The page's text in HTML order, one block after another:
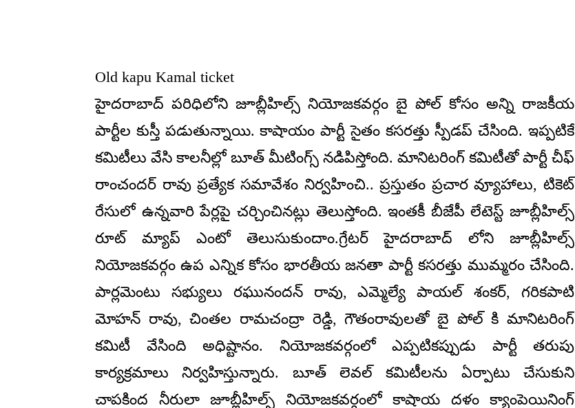
Old kapu Kamal ticket
హైదరాబాద్ పరిధిలోని జూబ్లీహిల్స్ నియోజకవర్గం బై పోల్ కోసం అన్ని రాజకీయ
పార్టీల కుస్తీ పడుతున్నాయి. కాషాయం పార్టీ సైతం కసరత్తు స్పీడప్ చేసింది. ఇప్పటికే
కమిటీలు వేసి కాలనీల్లో బూత్ మీటింగ్స్ నడిపిస్తోంది. మానిటరింగ్ కమిటీతో పార్టీ చీఫ్
రాంచందర్ రావు ప్రత్యేక సమావేశం నిర్వహించి.. ప్రస్తుతం ప్రచార వ్యూహాలు, టికెట్
రేసులో ఉన్నవారి పేర్లపై చర్చించినట్లు తెలుస్తోంది. ఇంతకీ బీజేపీ లేటెస్ట్ జూబ్లీహిల్స్
రూట్ మ్యాప్ ఎంటో తెలుసుకుందాం.గ్రేటర్ హైదరాబాద్ లోని జూబ్లీహిల్స్
నియోజకవర్గం ఉప ఎన్నిక కోసం భారతీయ జనతా పార్టీ కసరత్తు ముమ్మరం చేసింది.
పార్లమెంటు సభ్యులు రఘునందన్ రావు, ఎమ్మెల్యే పాయల్ శంకర్, గరికపాటి
మోహన్ రావు, చింతల రామచంద్రా రెడ్డి, గౌతంరావులతో బై పోల్ కి మానిటరింగ్
కమిటీ వేసింది అధిష్టానం. నియోజకవర్గంలో ఎప్పటికప్పుడు పార్టీ తరుపు
కార్యక్రమాలు నిర్వహిస్తున్నారు. బూత్ లెవల్ కమిటీలను ఏర్పాటు చేసుకుని
చాపకింద నీరులా జూబ్లీహిల్స్ నియోజకవర్గంలో కాషాయ దళం క్యాంపెయినింగ్